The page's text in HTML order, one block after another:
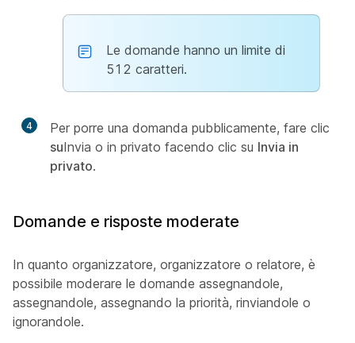
Le domande hanno un limite di
512 caratteri.
4
Per porre una domanda pubblicamente, fare clic
suInvia o in privato facendo clic su Invia in
privato.
Domande e risposte moderate
In quanto organizzatore, organizzatore o relatore, è
possibile moderare le domande assegnandole,
assegnandole, assegnando la priorità, rinviandole o
ignorandole.